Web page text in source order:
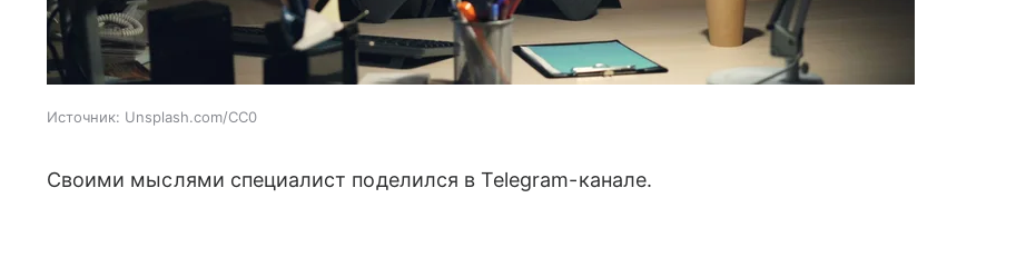
Источник: Unsplash.com/CC0
Своими мыслями специалист поделился в Telegram-канале.